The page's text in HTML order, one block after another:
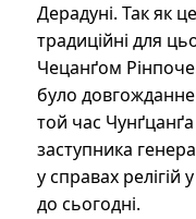
Дерадуні. Так як
традиційні для
Чецанґом Рінпоче.
було довгожданне
той час
заступника
у справах релігій
до сьогодні.